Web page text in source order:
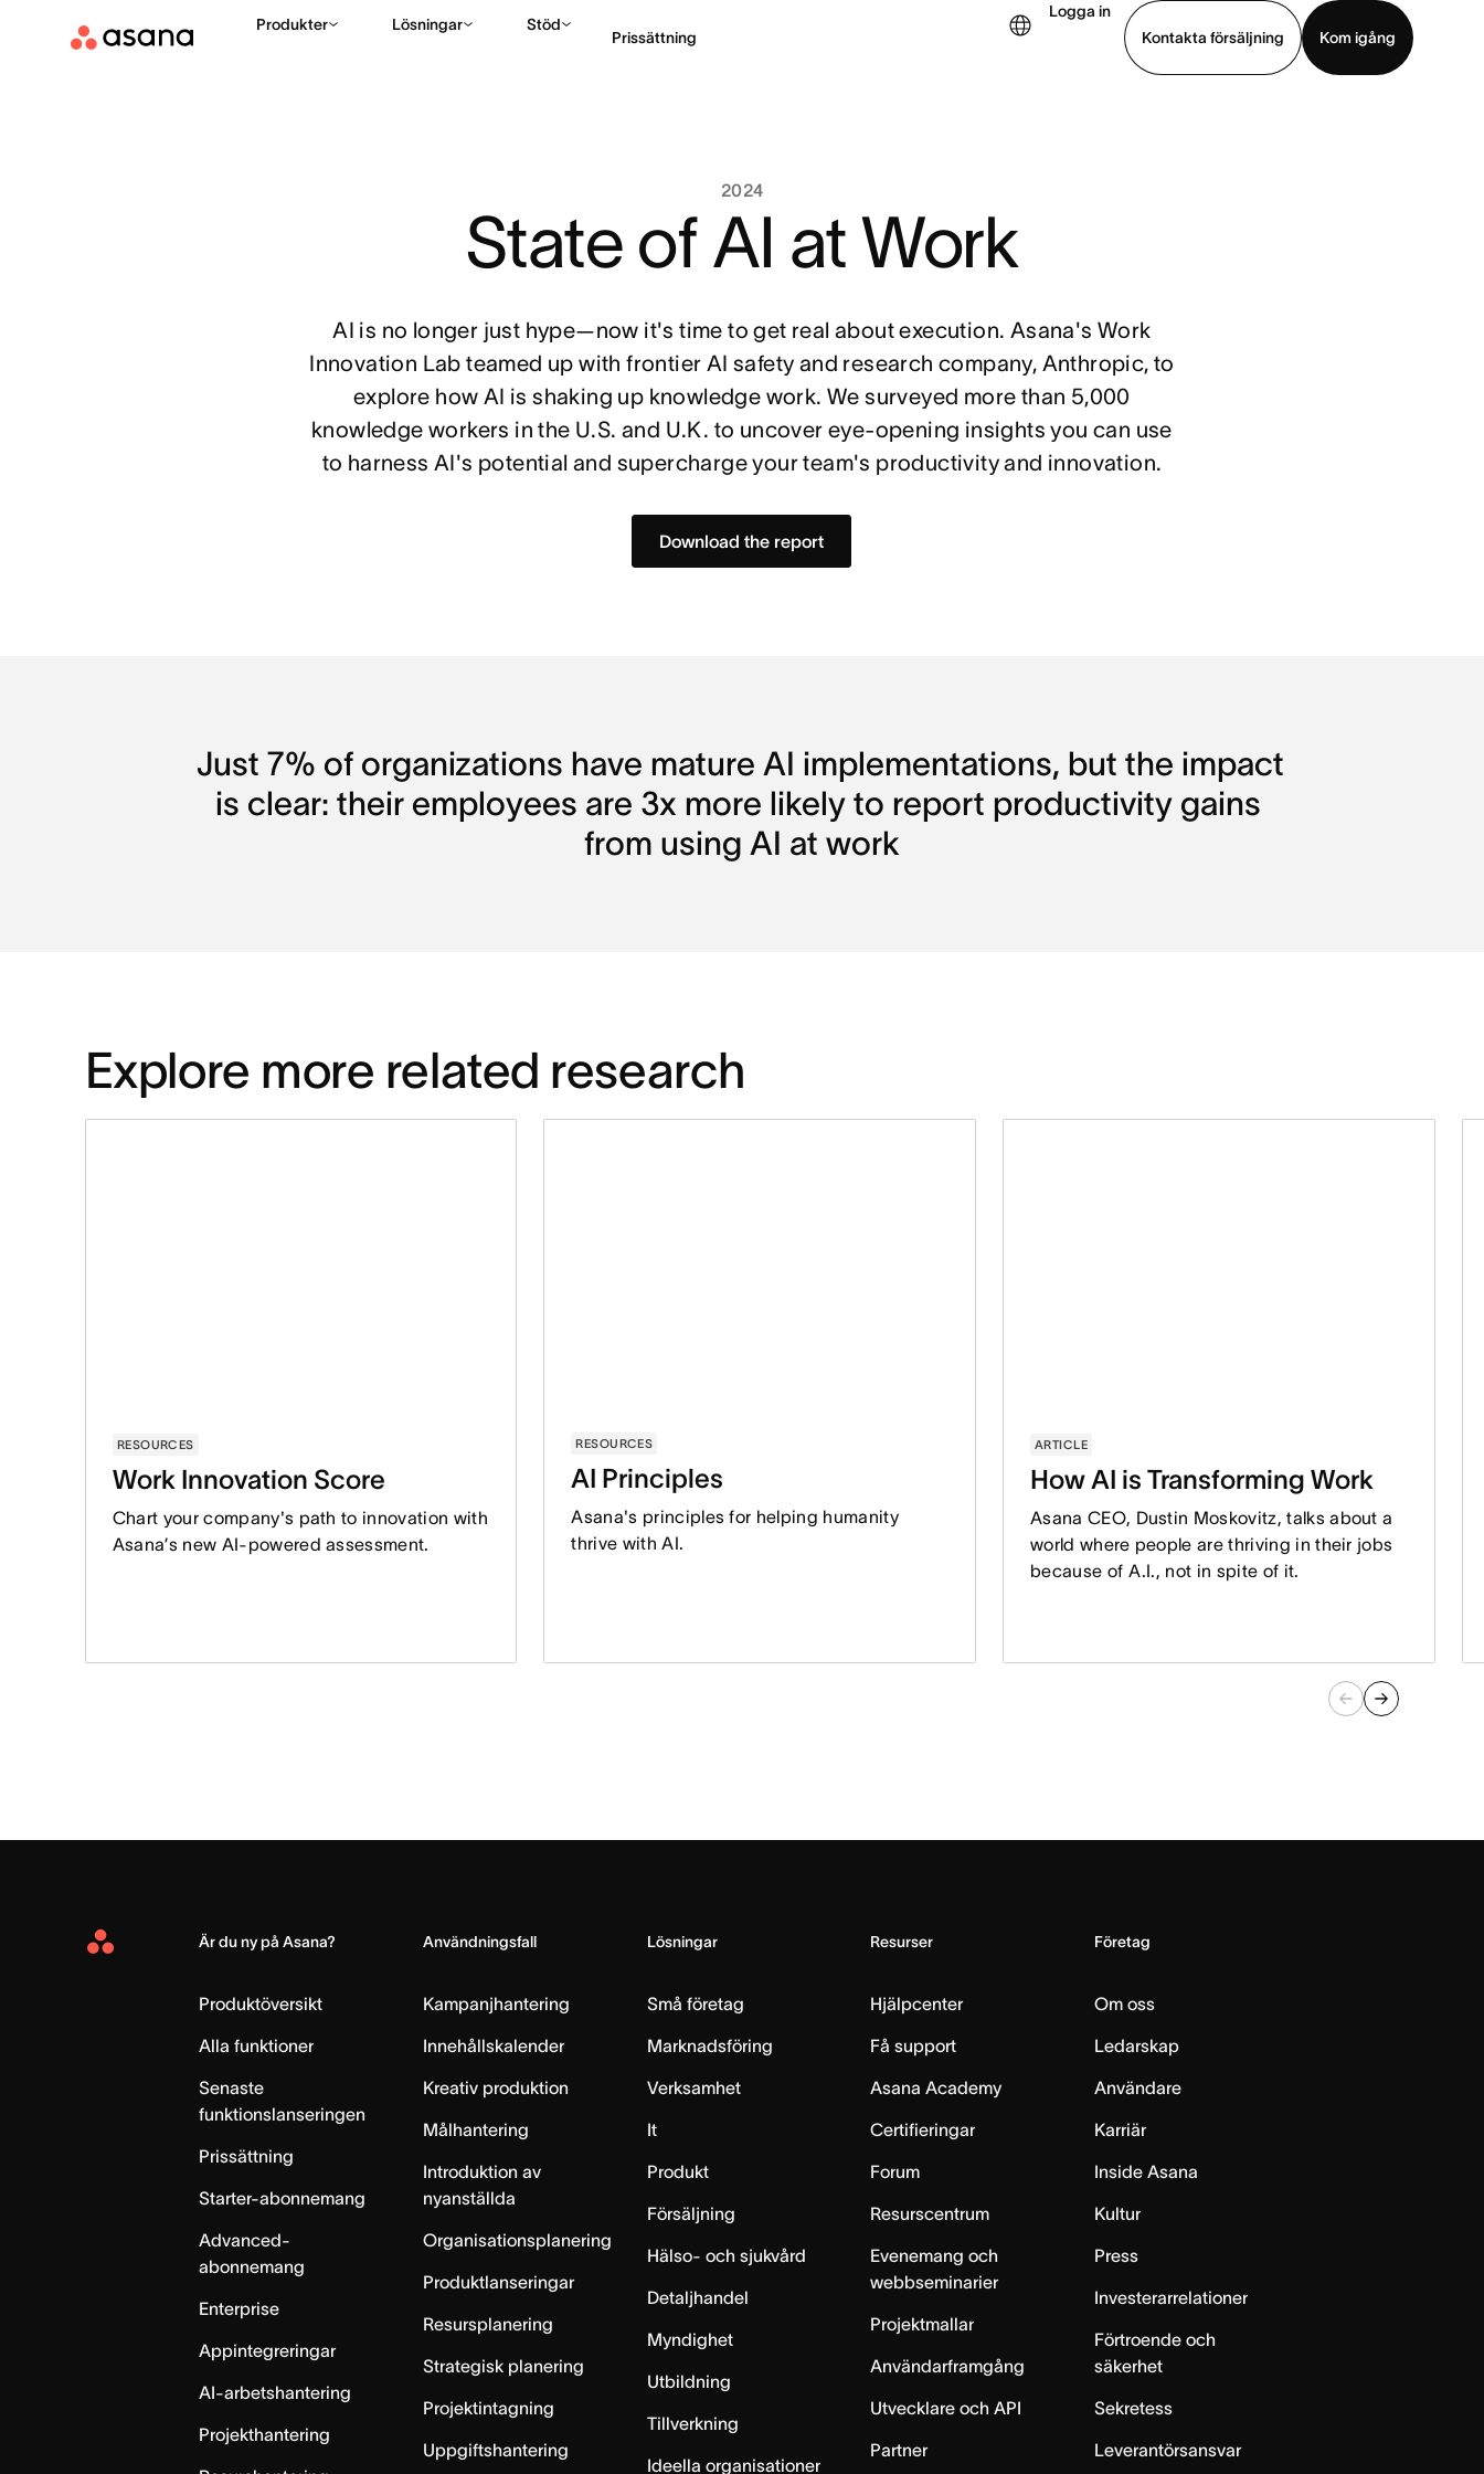
Produkter Lösningar Stöd
Prissättning
Logga in
Kontakta försäljning
Kom igång
2024
State of AI at Work
AI is no longer just hype—now it's time to get real about execution. Asana's Work
Innovation Lab teamed up with frontier AI safety and research company, Anthropic, to
explore how AI is shaking up knowledge work. We surveyed more than 5,000
knowledge workers in the U.S. and U.K. to uncover eye-opening insights you can use
to harness AI's potential and supercharge your team's productivity and innovation.
Download the report
Just 7% of organizations have mature AI implementations, but the impact
is clear: their employees are 3x more likely to report productivity gains
from using AI at work
Explore more related research
RESOURCES
Work Innovation Score
Chart your company's path to innovation with
Asana’s new AI-powered assessment.
RESOURCES
AI Principles
Asana's principles for helping humanity
thrive with AI.
ARTICLE
How AI is Transforming Work
Asana CEO, Dustin Moskovitz, talks about a
world where people are thriving in their jobs
because of A.I., not in spite of it.
Asana
Är du ny på Asana?
Produktöversikt
Alla funktioner
Senaste
funktionslanseringen
Prissättning
Starter-abonnemang
Advanced-
abonnemang
Enterprise
Appintegreringar
AI-arbetshantering
Projekthantering
Användningsfall
Kampanjhantering
Innehållskalender
Kreativ produktion
Målhantering
Introduktion av
nyanställda
Organisationsplanering
Produktlanseringar
Resursplanering
Strategisk planering
Projektintagning
Uppgiftshantering
Lösningar
Små företag
Marknadsföring
Verksamhet
It
Produkt
Försäljning
Hälso- och sjukvård
Detaljhandel
Myndighet
Utbildning
Tillverkning
Ideella organisationer
Resurser
Hjälpcenter
Få support
Asana Academy
Certifieringar
Forum
Resurscentrum
Evenemang och
webbseminarier
Projektmallar
Användarframgång
Utvecklare och API
Partner
Företag
Om oss
Ledarskap
Användare
Karriär
Inside Asana
Kultur
Press
Investerarrelationer
Förtroende och
säkerhet
Sekretess
Leverantörsansvar